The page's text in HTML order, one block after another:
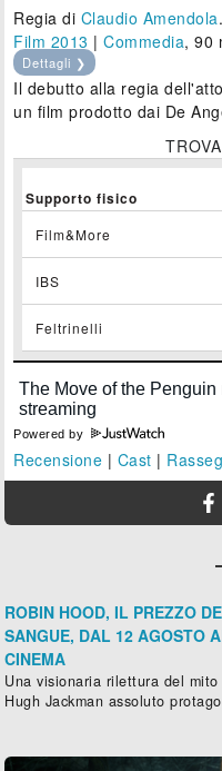
Regia di Claudio Amendola.
Film 2013 |Commedia, 90
Dettagli ❯
Il debutto alla regia
un film prodotto dai De
TROVA
Supporto fisico
Film&More
IBS
Feltrinelli
Powered by
Recensione | Cast |
ROBIN HOOD, IL PREZZO
SANGUE, DAL 12 AGOSTO
CINEMA
Una visionaria rilettura del mito
Hugh Jackman assoluto